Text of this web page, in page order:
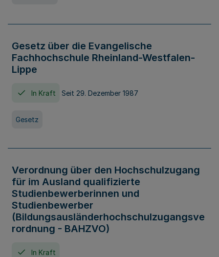
Gesetz über die Evangelische
Fachhochschule Rheinland-Westfalen-
Lippe
In Kraft Seit 29. Dezember 1987
Gesetz
Verordnung über den Hochschulzugang
für im Ausland qualifizierte
Studienbewerberinnen und
Studienbewerber
(Bildungsausländerhochschulzugangsve
rordnung - BAHZVO)
In Kraft